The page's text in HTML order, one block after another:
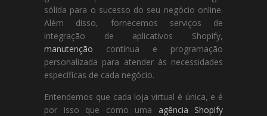
sólida para o sucesso do seu negócio online.
Além disso, fornecemos serviços de
integração de aplicativos Shopify,
manutenção contínua e programação
personalizada para atender às necessidades
específicas de cada negócio.
Entendemos que cada loja virtual é única, e é
por isso que como uma agência Shopify